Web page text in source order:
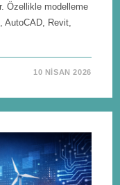
Özellikle modelleme
AutoCAD, Revit,
10 NISAN 2026